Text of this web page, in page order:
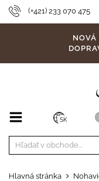
(+421) 233 070 475
SK
Hlavná stránka